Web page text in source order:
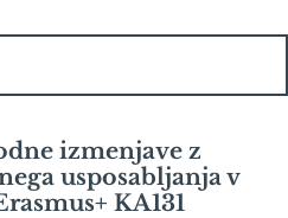
izmenjave z
usposabljanja v
KA131